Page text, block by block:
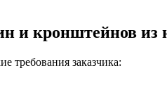
и кронштейнов из
требования заказчика: